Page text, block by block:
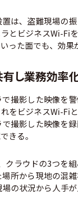
は、盗難現場の
とビジネスWi-Fi
った面でも、効果
し業務効率
撮影した映像を
をビジネスWi-Fi
撮影した映像を
きる。
ラウドの3つを
所から現地の混
の状況から人手